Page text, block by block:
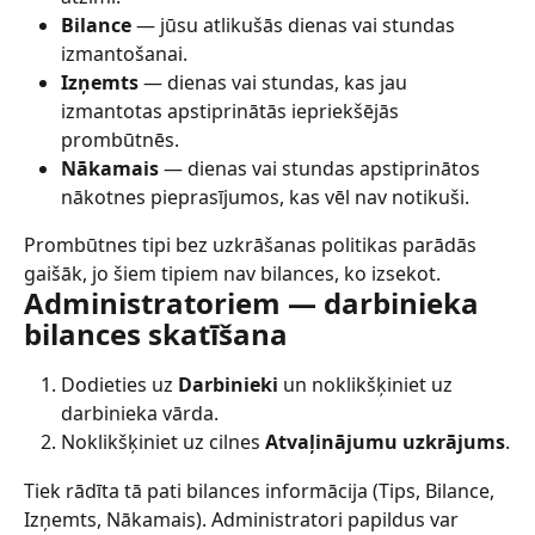
Bilance — jūsu atlikušās dienas vai stundas
izmantošanai.
Izņemts — dienas vai stundas, kas jau
izmantotas apstiprinātās iepriekšējās
prombūtnēs.
Nākamais — dienas vai stundas apstiprinātos
nākotnes pieprasījumos, kas vēl nav notikuši.
Prombūtnes tipi bez uzkrāšanas politikas parādās
gaišāk, jo šiem tipiem nav bilances, ko izsekot.
Administratoriem — darbinieka
bilances skatīšana
Dodieties uz Darbinieki un noklikšķiniet uz
darbinieka vārda.
Noklikšķiniet uz cilnes Atvaļinājumu uzkrājums.
Tiek rādīta tā pati bilances informācija (Tips, Bilance,
Izņemts, Nākamais). Administratori papildus var